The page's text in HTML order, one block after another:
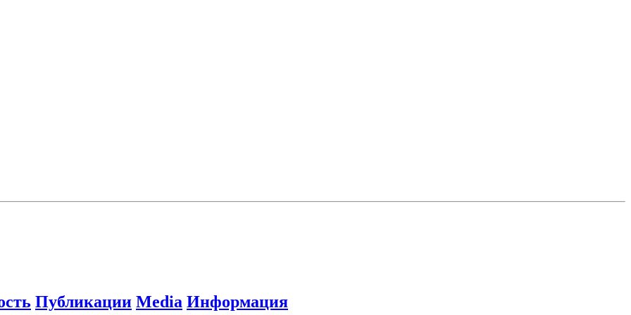
Публикации Media Информация